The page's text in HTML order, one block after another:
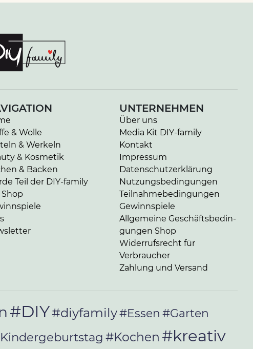
& Wolle
& Werkeln
& Kosmetik
& Backen
Teil der DIY-family
Shop
UNTERNEHMEN
Über uns
Media Kit DIY-family
Kontakt
Impressum
Da­ten­schutz­er­klä­rung
Nut­zungs­be­din­gun­gen
Teil­nah­me­be­din­gun­gen
Gewinnspiele
Allgemeine Ge­schäfts­be­din­
gun­gen Shop
Widerrufsrecht für
Verbraucher
Zahlung und Versand
#DIY#diyfamily#Essen #Garten
#Kochen #kreativ